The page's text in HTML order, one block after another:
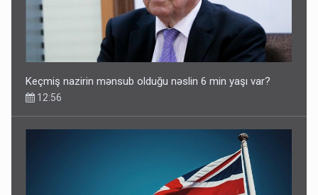
Keçmiş nazirin mənsub olduğu nəslin 6 min yaşı var?
12:56